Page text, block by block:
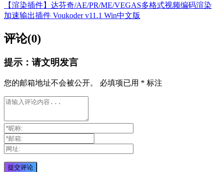
【渲染插件】达芬奇/AE/PR/ME/VEGAS多格式视频编码渲染
加速输出插件 Voukoder v11.1 Win中文版
评论(0)
提示：请文明发言
您的邮箱地址不会被公开。 必填项已用 * 标注